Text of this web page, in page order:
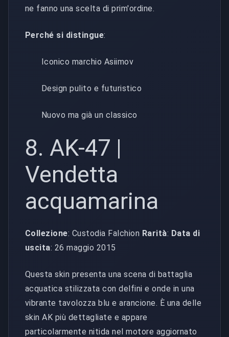
ne fanno una scelta di prim'ordine.
Perché si distingue:
Iconico marchio Asiimov
Design pulito e futuristico
Nuovo ma già un classico
8. AK-47 |
Vendetta
acquamarina
Collezione: Custodia Falchion Rarità: Data di
uscita: 26 maggio 2015
Questa skin presenta una scena di battaglia
acquatica stilizzata con delfini e onde in una
vibrante tavolozza blu e arancione. È una delle
skin AK più dettagliate e appare
particolarmente nitida nel motore aggiornato